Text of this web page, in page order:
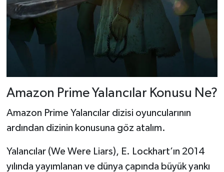
Amazon Prime Yalancılar Konusu Ne?
Amazon Prime Yalancılar dizisi oyuncularının
ardından dizinin konusuna göz atalım.
Yalancılar (We Were Liars), E. Lockhart’ın 2014
yılında yayımlanan ve dünya çapında büyük yankı